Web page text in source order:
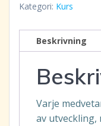
2-
2027
Zoom:
Kursbetalning
mängd
Kategori: Kurs
Beskrivning
Varje
av